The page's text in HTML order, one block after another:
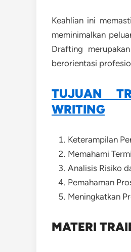
Keahlian ini
meminimalkan
Drafting
berorientasi
TUJUAN
WRITING
Keterampilan
Memahami
Analisis Risiko
Pemahaman
Meningkatkan
MATERI